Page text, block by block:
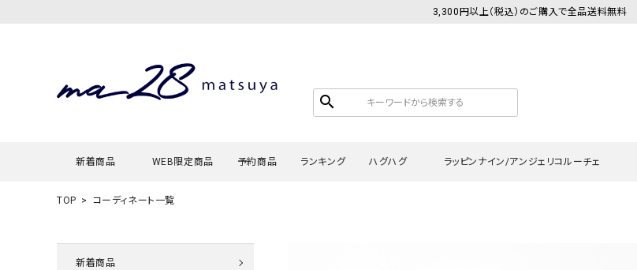
3,300円以上（税込）のご購入で全品送料無料
search
新着商品 WEB限定商品 予約商品 ランキング ハグハグ ラッピンナイン/アンジェリコルーチェ
TOP コーディネート一覧
新着商品